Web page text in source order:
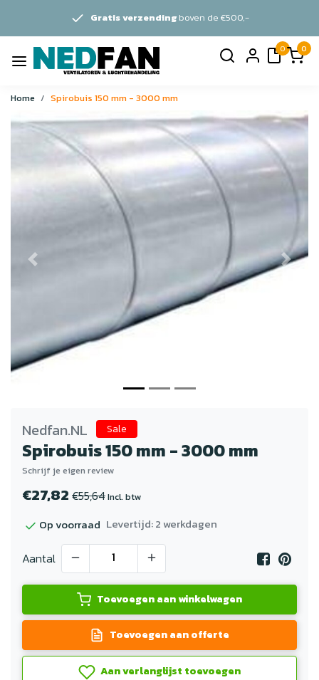
Gratis verzendingboven de €500,-
0 0
Home Spirobuis 150 mm - 3000 mm
Vorige
Nedfan.NL Sale
Spirobuis 150 mm - 3000 mm
Schrijf je eigen review
€27,82 €55,64Incl. btw
Op voorraad Levertijd: 2 werkdagen
Aantal
Toevoegen aan winkelwagen
Toevoegen aan offerte
Aan verlanglijst toevoegen